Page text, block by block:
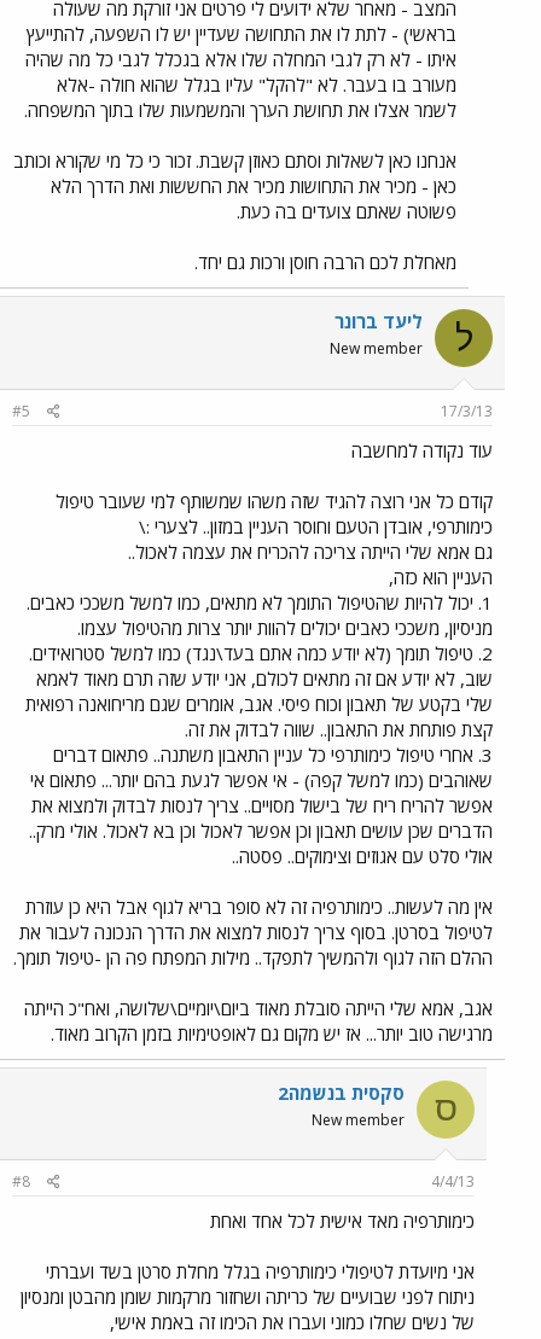
המצב - מאחר שלא ידועים לי פרטים אני זורקת מה שעולה
בראשי) - לתת לו את התחושה שעדיין יש לו השפעה, להתייעץ
איתו - לא רק לגבי המחלה שלו אלא בגכלל לגבי כל מה שהיה
מעורב בו בעבר. לא "להקל" עליו בגלל שהוא חולה -אלא
לשמר אצלו את תחושת הערך והמשמעות שלו בתוך המשפחה.
אנחנו כאן לשאלות וסתם כאוזן קשבת. זכור כי כל מי שקורא וכותב
כאן - מכיר את התחושות מכיר את החששות ואת הדרך הלא
פשוטה שאתם צועדים בה כעת.
מאחלת לכם הרבה חוסן ורכות גם יחד.
ל ליעד ברונר
New member
17/3/13
#5
עוד נקודה למחשבה
קודם כל אני רוצה להגיד שזה משהו שמשותף למי שעובר טיפול
כימותרפי, אובדן הטעם וחוסר העניין במזון.. לצערי :\
גם אמא שלי הייתה צריכה להכריח את עצמה לאכול..
העניין הוא כזה,
1. יכול להיות שהטיפול התומך לא מתאים, כמו למשל משככי כאבים.
מניסיון, משככי כאבים יכולים להוות יותר צרות מהטיפול עצמו.
2. טיפול תומך (לא יודע כמה אתם בעד\נגד) כמו למשל סטרואידים.
שוב, לא יודע אם זה מתאים לכולם, אני יודע שזה תרם מאוד לאמא
שלי בקטע של תאבון וכוח פיסי. אגב, אומרים שגם מריחואנה רפואית
קצת פותחת את התאבון.. שווה לבדוק את זה.
3. אחרי טיפול כימותרפי כל עניין התאבון משתנה.. פתאום דברים
שאוהבים (כמו למשל קפה) - אי אפשר לגעת בהם יותר... פתאום אי
אפשר להריח ריח של בישול מסויים.. צריך לנסות לבדוק ולמצוא את
הדברים שכן עושים תאבון וכן אפשר לאכול וכן בא לאכול. אולי מרק..
אולי סלט עם אגוזים וצימוקים.. פסטה..
אין מה לעשות.. כימותרפיה זה לא סופר בריא לגוף אבל היא כן עוזרת
לטיפול בסרטן. בסוף צריך לנסות למצוא את הדרך הנכונה לעבור את
ההלם הזה לגוף ולהמשיך לתפקד.. מילות המפתח פה הן -טיפול תומך.
אגב, אמא שלי הייתה סובלת מאוד ביום\יומיים\שלושה, ואח"כ הייתה
מרגישה טוב יותר... אז יש מקום גם לאופטימיות בזמן הקרוב מאוד.
ס סקסית בנשמה2
New member
4/4/13
#8
כימותרפיה מאד אישית לכל אחד ואחת
אני מיועדת לטיפולי כימותרפיה בגלל מחלת סרטן בשד ועברתי
ניתוח לפני שבועיים של כריתה ושחזור מרקמות שומן מהבטן ומנסיון
של נשים שחלו כמוני ועברו את הכימו זה באמת אישי,